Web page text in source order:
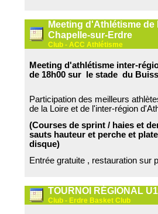
Meeting d'Athlétisme de
Chapelle-sur-Erdre
Club - ACC Athlétisme
Meeting d'athlétisme inter-
de 18h00 sur le stade du
Participation des meilleurs
de la Loire et de l'inter-région
(Courses de sprint / haies et
sauts hauteur et perche et
disque)
Entrée gratuite , restauration sur
TOURNOI RÉGIONAL
Club - Erdre Basket Club